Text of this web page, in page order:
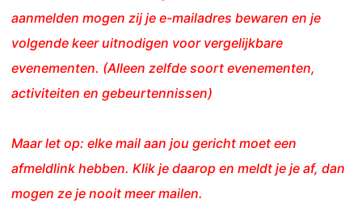
aanmelden mogen zij je e-mailadres bewaren en je
volgende keer uitnodigen voor vergelijkbare
evenementen. (Alleen zelfde soort evenementen,
activiteiten en gebeurtennissen)
Maar let op: elke mail aan jou gericht moet een
afmeldlink hebben. Klik je daarop en meldt je je af, dan
mogen ze je nooit meer mailen.